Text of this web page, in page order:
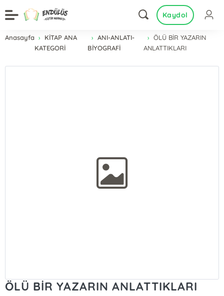
Kaydol
Anasayfa
KİTAP ANA
KATEGORİ
ANI-ANLATI-
BİYOGRAFİ
ÖLÜ BİR YAZARIN
ANLATTIKLARI
ÖLÜ BİR YAZARIN ANLATTIKLARI